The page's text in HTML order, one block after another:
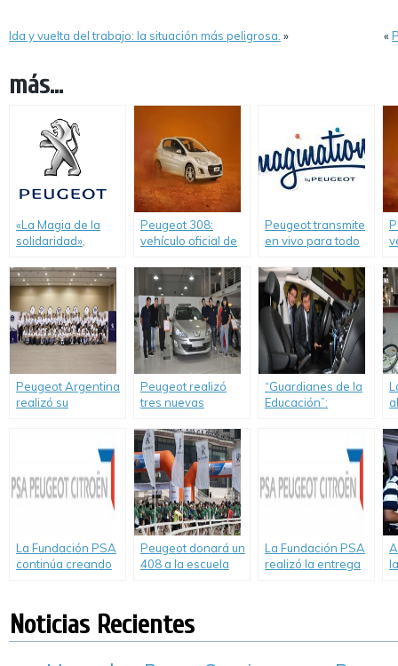
Ida y vuelta del trabajo: la situación más peligrosa. » «
más...
«La Magia de la
solidaridad»,
Peugeot Argentina
a través de su
programa
Imagination by
Peugeot
Peugeot 308:
vehículo oficial de
Peugeot transmite
en vivo para todo
presentación de su
Programa de RSE
Peugeot Argentina
realizó su
Peugeot realizó
tres nuevas
autos a escuelas
técnicas de la
Ciudad de Buenos
Aires
“Guardianes de la
Educación”:
La Fundación PSA
continúa creando
Peugeot donará un
408 a la escuela
La Fundación PSA
realizó la entrega
Noticias Recientes